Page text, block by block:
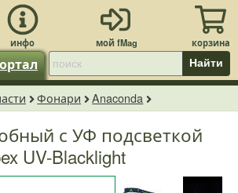
Найти
Фонари Anaconda
с УФ подсветкой
UV-Blacklight